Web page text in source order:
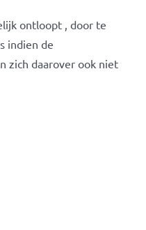
ontloopt , door te
indien de
zich daarover ook niet